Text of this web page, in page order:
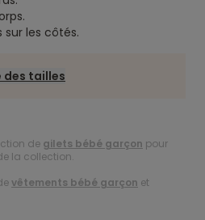
les côtés.
des tailles
de gilets bébé garçon pour
la collection.
vêtements bébé garçon et